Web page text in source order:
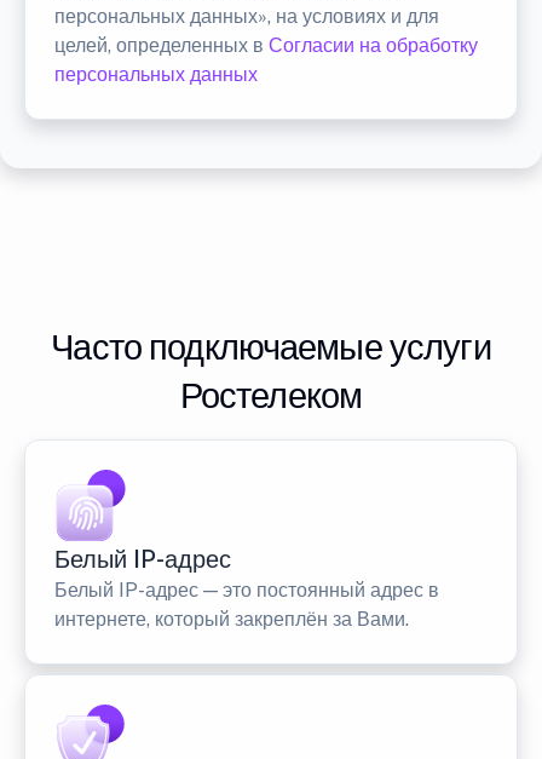
персональных данных», на условиях и для
целей, определенных в Согласии на обработку
персональных данных
Часто подключаемые услуги
Ростелеком
Белый IP-адрес
Белый IP-адрес — это постоянный адрес в
интернете, который закреплён за Вами.